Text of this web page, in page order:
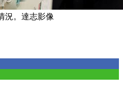
況。達志影像